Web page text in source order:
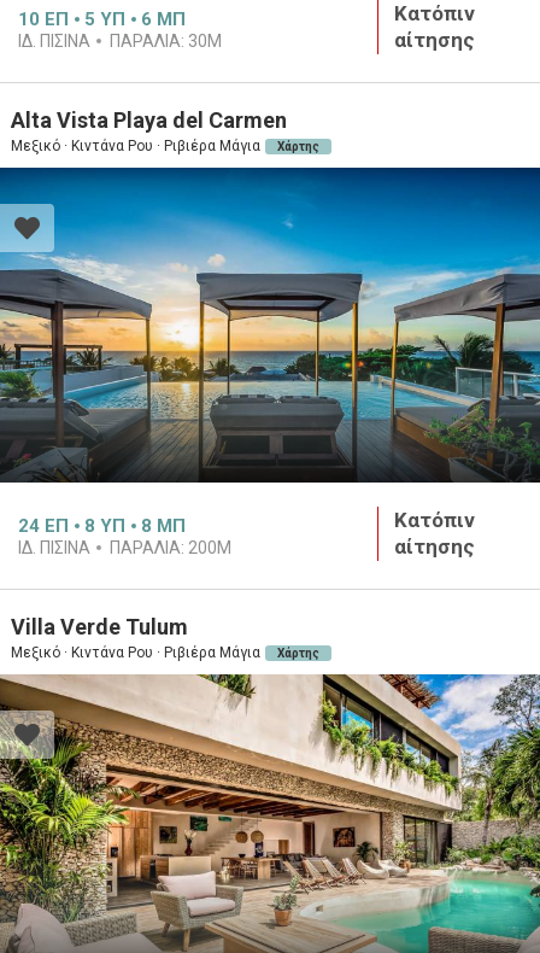
10 ΕΠ 5 ΥΠ 6 ΜΠ
ΙΔ. ΠΙΣΙΝΑ ΠΑΡΑΛΙΑ: 30M
Κατόπιν
αίτησης
Alta Vista Playa del Carmen
Μεξικό · Κιντάνα Ρου · Ριβιέρα Μάγια Χάρτης
24 ΕΠ 8 ΥΠ 8 ΜΠ
ΙΔ. ΠΙΣΙΝΑ ΠΑΡΑΛΙΑ: 200M
Κατόπιν
αίτησης
Villa Verde Tulum
Μεξικό · Κιντάνα Ρου · Ριβιέρα Μάγια Χάρτης